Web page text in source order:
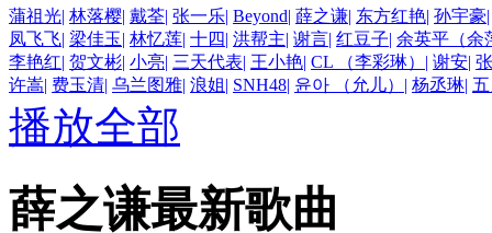
蒲祖光| 林落樱| 戴荃| 张一乐| Beyond| 薛之谦| 东方红艳| 孙宇豪|
凤飞飞| 梁佳玉| 林忆莲| 十四| 洪帮主| 谢言| 红豆子| 余英平（余
李艳红| 贺文彬| 小亮| 三天代表| 王小艳| CL （李彩琳） | 谢安|
许嵩| 费玉清| 乌兰图雅| 浪姐| SNH48| 윤아 （允儿） | 杨丞琳|
播放全部
薛之谦最新歌曲